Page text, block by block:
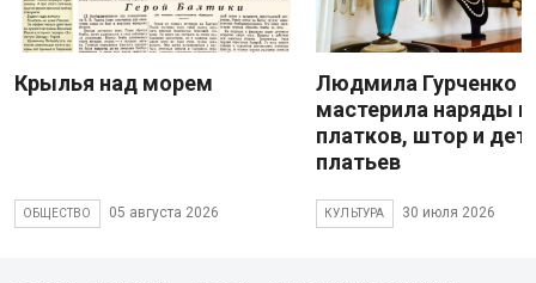
Крылья над морем
ОБЩЕСТВО 05 августа 2026
Людмила Гурченко
мастерила наряды
платков, штор и
платьев
КУЛЬТУРА 30 июля 2026